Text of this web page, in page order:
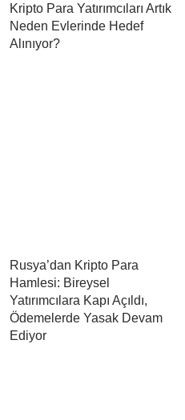
Kripto Para Yatırımcıları Artık
Neden Evlerinde Hedef
Alınıyor?
Rusya’dan Kripto Para
Hamlesi: Bireysel
Yatırımcılara Kapı Açıldı,
Ödemelerde Yasak Devam
Ediyor